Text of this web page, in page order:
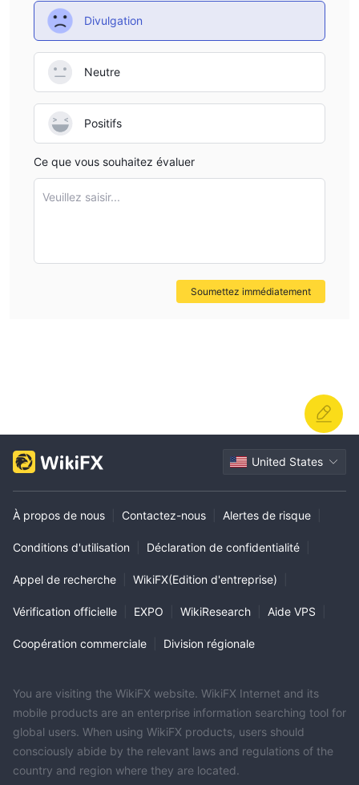
Divulgation
Neutre
Positifs
Ce que vous souhaitez évaluer
Veuillez saisir...
Soumettez immédiatement
United States
À propos de nous Contactez-nous Alertes de risque
Conditions d'utilisation Déclaration de confidentialité
Appel de recherche WikiFX(Edition d'entreprise)
Vérification officielle EXPO WikiResearch Aide VPS
Coopération commerciale Division régionale
You are visiting the WikiFX website. WikiFX Internet and its
mobile products are an enterprise information searching tool for
global users. When using WikiFX products, users should
consciously abide by the relevant laws and regulations of the
country and region where they are located.